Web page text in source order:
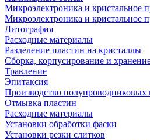
Микроэлектроника и кристальное
Микроэлектроника и кристальное
Литография
Расходные материалы
Разделение пластин на кристаллы
Сборка, корпусирование и
Травление
Эпитаксия
Производство полупроводниковых
Отмывка пластин
Расходные материалы
Установки обработки фаски
Установки резки слитков